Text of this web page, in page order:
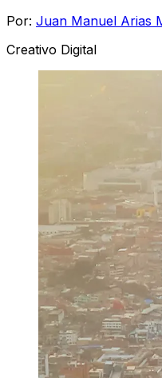
Por: Juan Manuel Arias
Creativo Digital